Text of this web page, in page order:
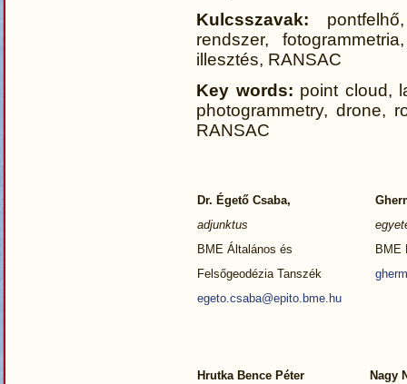
Kulcsszavak:
rendszer,
illesztés, RANSAC
Key words: point cloud,
photogrammetry, drone,
RANSAC
Dr. Égető Csaba,
adjunktus
BME Általános és
Felsőgeodézia Tanszék
egeto.csaba@epito.bme.hu
BME
Hrutka Bence Péter
Nagy